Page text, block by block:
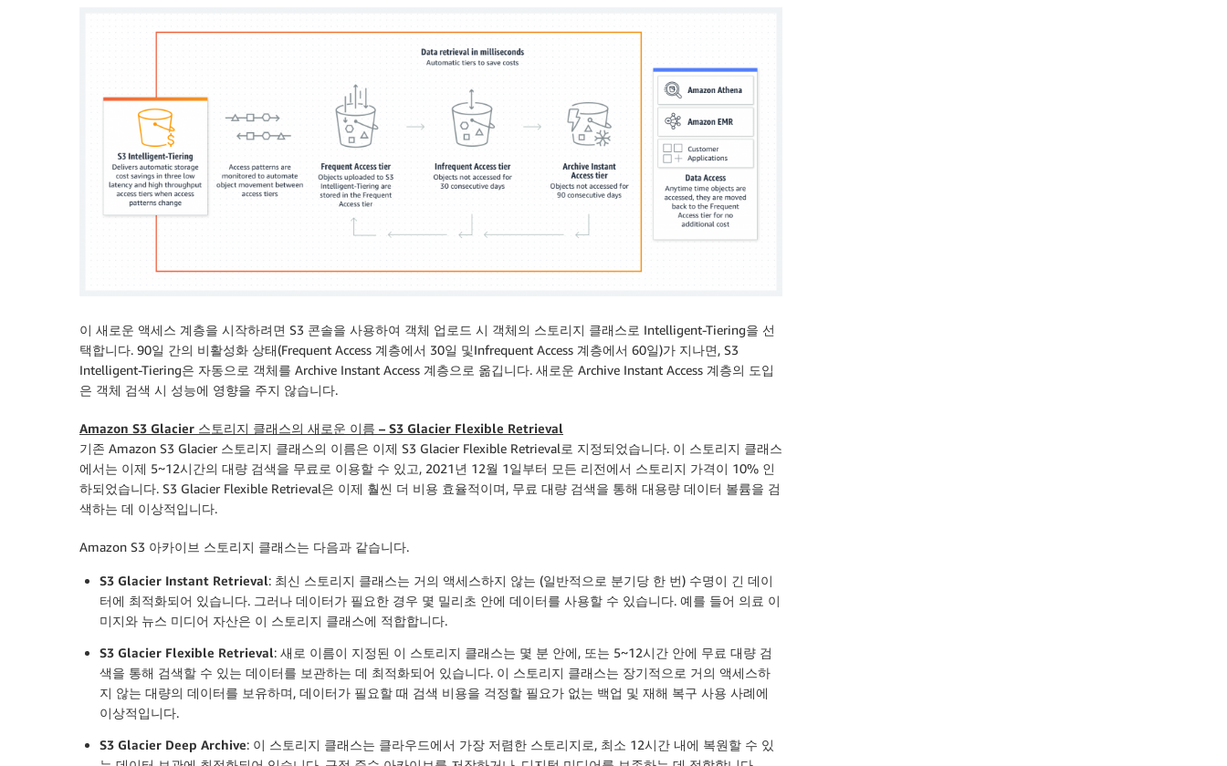
이 새로운 액세스 계층을 시작하려면 S3 콘솔을 사용하여 객체 업로드 시 객체의 스토리지 클래스로 Intelligent-Tiering을 선
택합니다. 90일 간의 비활성화 상태(Frequent Access 계층에서 30일 및Infrequent Access 계층에서 60일)가 지나면, S3
Intelligent-Tiering은 자동으로 객체를 Archive Instant Access 계층으로 옮깁니다. 새로운 Archive Instant Access 계층의 도입
은 객체 검색 시 성능에 영향을 주지 않습니다.
Amazon S3 Glacier 스토리지 클래스의 새로운 이름 – S3 Glacier Flexible Retrieval
기존 Amazon S3 Glacier 스토리지 클래스의 이름은 이제 S3 Glacier Flexible Retrieval로 지정되었습니다. 이 스토리지 클래스
에서는 이제 5~12시간의 대량 검색을 무료로 이용할 수 있고, 2021년 12월 1일부터 모든 리전에서 스토리지 가격이 10% 인
하되었습니다. S3 Glacier Flexible Retrieval은 이제 훨씬 더 비용 효율적이며, 무료 대량 검색을 통해 대용량 데이터 볼륨을 검
색하는 데 이상적입니다.
Amazon S3 아카이브 스토리지 클래스는 다음과 같습니다.
S3 Glacier Instant Retrieval: 최신 스토리지 클래스는 거의 액세스하지 않는 (일반적으로 분기당 한 번) 수명이 긴 데이
터에 최적화되어 있습니다. 그러나 데이터가 필요한 경우 몇 밀리초 안에 데이터를 사용할 수 있습니다. 예를 들어 의료 이
미지와 뉴스 미디어 자산은 이 스토리지 클래스에 적합합니다.
S3 Glacier Flexible Retrieval: 새로 이름이 지정된 이 스토리지 클래스는 몇 분 안에, 또는 5~12시간 안에 무료 대량 검
색을 통해 검색할 수 있는 데이터를 보관하는 데 최적화되어 있습니다. 이 스토리지 클래스는 장기적으로 거의 액세스하
지 않는 대량의 데이터를 보유하며, 데이터가 필요할 때 검색 비용을 걱정할 필요가 없는 백업 및 재해 복구 사용 사례에
이상적입니다.
S3 Glacier Deep Archive: 이 스토리지 클래스는 클라우드에서 가장 저렴한 스토리지로, 최소 12시간 내에 복원할 수 있